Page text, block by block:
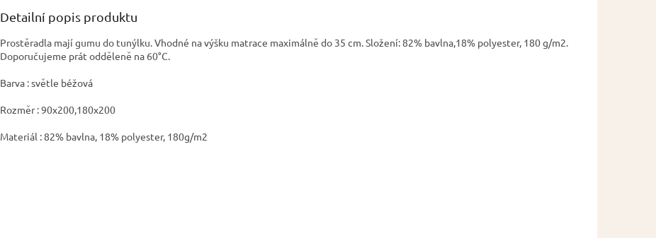
Detailní popis produktu
Prostěradla mají gumu do tunýlku. Vhodné na výšku matrace maximálně do 35 cm. Složení: 82% bavlna,18% polyester, 180 g/m2.
Doporučujeme prát odděleně na 60°C.
Barva : světle béžová
Rozměr : 90x200,180x200
Materiál : 82% bavlna, 18% polyester, 180g/m2